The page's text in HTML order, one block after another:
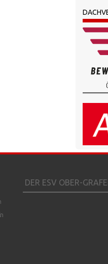
DER ESV OBER-